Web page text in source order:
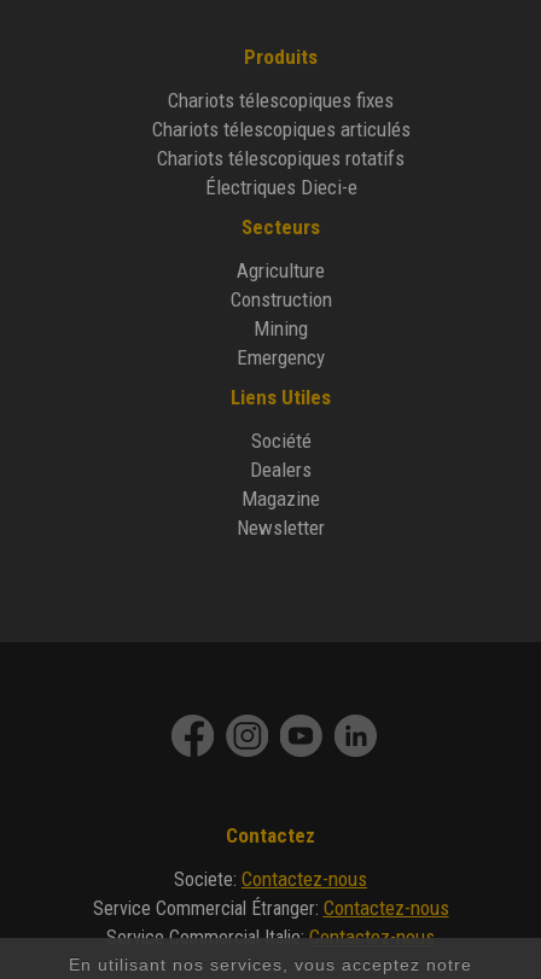
En utilisant nos services, vous acceptez notre
Produits
Chariots télescopiques fixes
Chariots télescopiques articulés
Chariots télescopiques rotatifs
Électriques Dieci-e
Secteurs
Agriculture
Construction
Mining
Emergency
Liens Utiles
Société
Dealers
Magazine
Newsletter
Contactez
Societe: Contactez-nous
Service Commercial Étranger: Contactez-nous
Service Commercial Italie:Contactez-nous